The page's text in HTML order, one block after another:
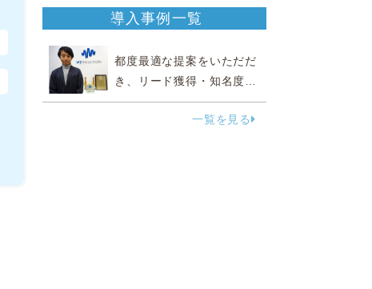
導入事例一覧
都度最適な提案をいただだ
き、リード獲得・知名度向
上に効果実感
一覧を見る